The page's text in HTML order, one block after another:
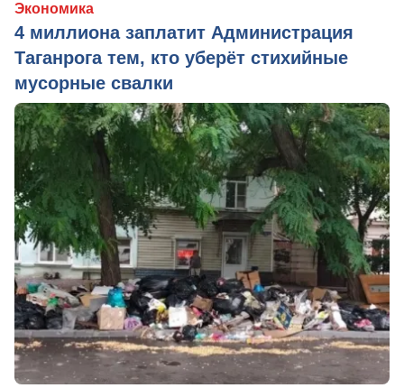
Экономика
4 миллиона заплатит Администрация
Таганрога тем, кто уберёт стихийные
мусорные свалки